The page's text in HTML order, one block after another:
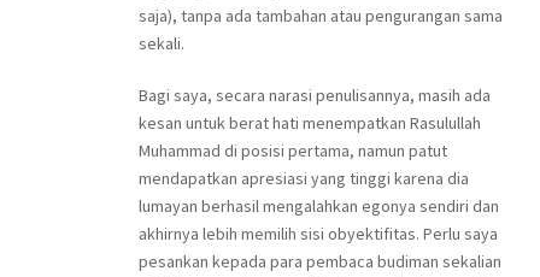
saja), tanpa ada tambahan atau pengurangan sama
sekali.
Bagi saya, secara narasi penulisannya, masih ada
kesan untuk berat hati menempatkan Rasulullah
Muhammad di posisi pertama, namun patut
mendapatkan apresiasi yang tinggi karena dia
lumayan berhasil mengalahkan egonya sendiri dan
akhirnya lebih memilih sisi obyektifitas. Perlu saya
pesankan kepada para pembaca budiman sekalian